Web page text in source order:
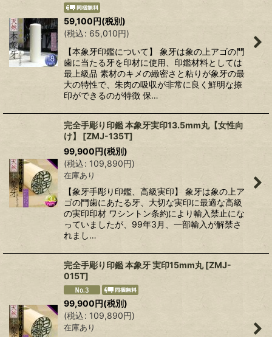
59,100円(税別)
(税込: 65,010円)
【本象牙印鑑について】 象牙は象の上アゴの門
歯に当たる牙を印材に使用、印鑑材料としては
最上級品 素材のキメの緻密さと粘りが象牙の最
大の特性で、朱肉の吸収が非常に良く鮮明な捺
印ができるのが特徴 保…
完全手彫り印鑑 本象牙実印13.5mm丸【女性向
け】
[ZMJ-135T]
99,900円(税別)
(税込: 109,890円)
在庫あり
【象牙手彫り印鑑、高級実印】 象牙は象の上ア
ゴの門歯にあたる牙、大切な実印に最適な高級
の実印印材 ワシントン条約により輸入禁止にな
っていましたが、99年3月、一部輸入が解禁さ
れまし…
完全手彫り印鑑 本象牙 実印15mm丸 [ZMJ-
015T]
99,900円(税別)
(税込: 109,890円)
在庫あり